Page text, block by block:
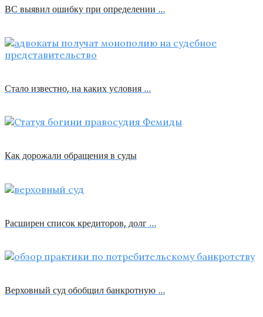
ВС выявил ошибку при определении …
Стало известно, на каких условия …
Как дорожали обращения в суды
Расширен список кредиторов, долг …
Верховный суд обобщил банкротную …